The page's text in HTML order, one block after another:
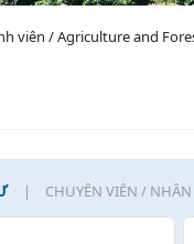
viên / Agriculture and
CHUYÊN VIÊN / NHÂN